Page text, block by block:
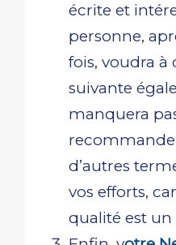
écrite et
personne,
fois, voudra à
suivante
manquera
d’autres
vos efforts,
qualité est un